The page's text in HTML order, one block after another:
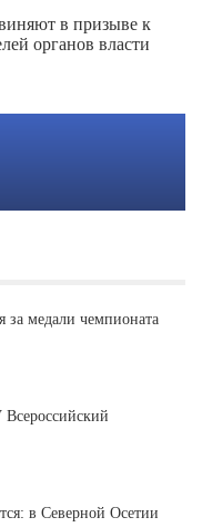
в призыве к
органов власти
за медали чемпионата
Всероссийский
в Северной Осетии